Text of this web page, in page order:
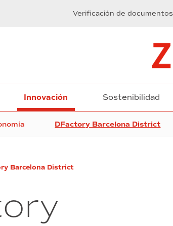
Verificación de documentos
Linkedin
en Youtube
Innovación
DFactory Barcelona District
Sostenibilidad
Barcelona District